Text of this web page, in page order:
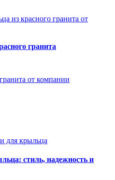
гранита
стиль, надежность и